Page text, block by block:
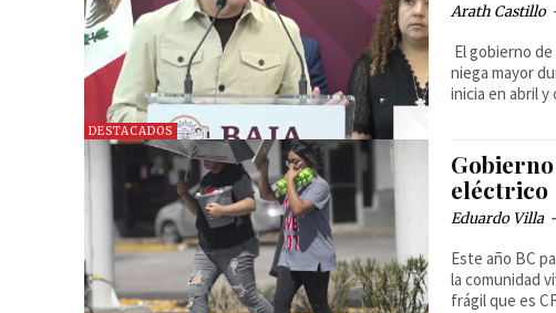
DESTACADOS
Arath Castillo
El gobierno
niega mayor
inicia en abril
eléctrico
Eduardo Villa
Este año BC
la comunidad
frágil que es